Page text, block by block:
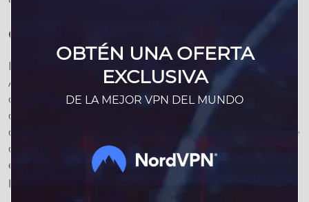
Conectarse a la VPN con OpenVPN
En esta etapa, debemos ejecutar OpenVPN Linux,
Android, iOS, Windows o cualquier otro sistema
operativo como administrador. A partir de aquí, se le
da clic a «aceptar» para confirmar el certificado. Por
defecto, aparecerán unos comandos que también se
deben admitir. Luego, se añade la IP del servidor y se
estará listo para usar con toda comodidad este
protocolo de seguridad.
OBTÉN UNA OFERTA
EXCLUSIVA
DE LA MEJOR VPN DEL MUNDO